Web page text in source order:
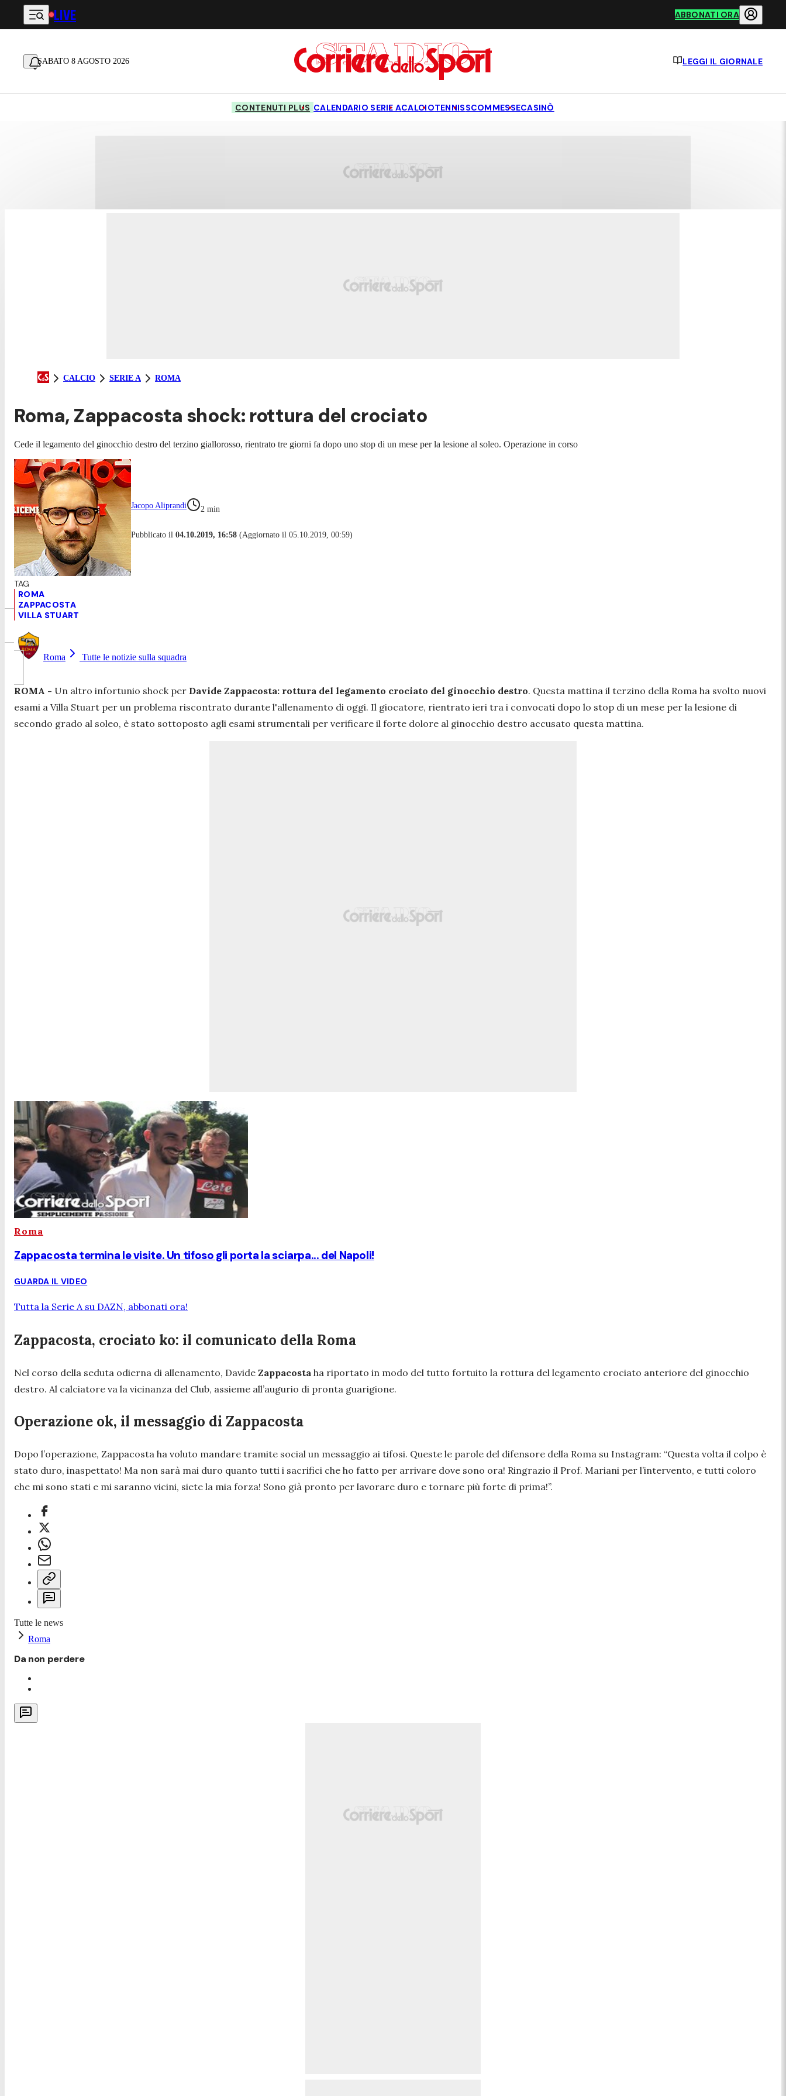
Vai al contenuto principale
LIVE ABBONATI ORA
SABATO 8 AGOSTO 2026 LEGGI IL GIORNALE
CONTENUTI PLUS CALENDARIO SERIE ACALCIOTENNISSCOMMESSECASINÒ
CALCIO SERIE A ROMA
Roma, Zappacosta shock: rottura del crociato
Cede il legamento del ginocchio destro del terzino giallorosso, rientrato tre giorni fa dopo uno stop di un mese per la lesione al soleo. Operazione in corso
Jacopo Aliprandi 2 min
Pubblicato il 04.10.2019, 16:58 (Aggiornato il 05.10.2019, 00:59)
ROMA
ZAPPACOSTA
VILLA STUART
Roma Tutte le notizie sulla squadra
ROMA - Un altro infortunio shock per Davide Zappacosta: rottura del legamento crociato del ginocchio destro. Questa mattina il terzino della Roma ha svolto nuovi
esami a Villa Stuart per un problema riscontrato durante l'allenamento di oggi. Il giocatore, rientrato ieri tra i convocati dopo lo stop di un mese per la lesione di
secondo grado al soleo, è stato sottoposto agli esami strumentali per verificare il forte dolore al ginocchio destro accusato questa mattina.
Roma
Zappacosta termina le visite. Un tifoso gli porta la sciarpa... del Napoli!
GUARDA IL VIDEO
Tutta la Serie A su DAZN, abbonati ora!
Zappacosta, crociato ko: il comunicato della Roma
Nel corso della seduta odierna di allenamento, Davide Zappacosta ha riportato in modo del tutto fortuito la rottura del legamento crociato anteriore del ginocchio
destro. Al calciatore va la vicinanza del Club, assieme all’augurio di pronta guarigione.
Operazione ok, il messaggio di Zappacosta
Dopo l’operazione, Zappacosta ha voluto mandare tramite social un messaggio ai tifosi. Queste le parole del difensore della Roma su Instagram: “Questa volta il colpo è
stato duro, inaspettato! Ma non sarà mai duro quanto tutti i sacrifici che ho fatto per arrivare dove sono ora! Ringrazio il Prof. Mariani per l’intervento, e tutti coloro
che mi sono stati e mi saranno vicini, siete la mia forza! Sono già pronto per lavorare duro e tornare più forte di prima!”.
Tutte le news
Roma
Da non perdere